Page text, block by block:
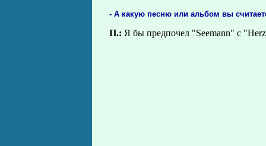
- А какую песню или альбом вы
П.: Я бы предпочел "Seemann" с